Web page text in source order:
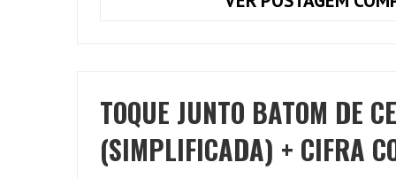
TOQUE JUNTO BATOM DE
(SIMPLIFICADA) + CIFRA